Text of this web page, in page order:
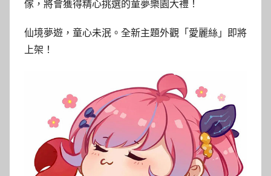
傢，將會獲得精心挑選的童夢樂園大禮！
仙境夢遊，童心未泯。全新主題外觀「愛麗絲」即將
上架！